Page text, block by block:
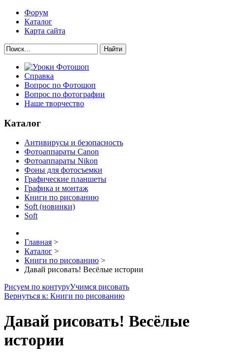
Форум
Каталог
Карта сайта
Найти
Справка
Вопрос по Фотошоп
Вопрос по фотографии
Наше творчество
Каталог
Антивирусы и безопасность
Фотоаппараты Canon
Фотоаппараты Nikon
Фоны для фотосъемки
Графические планшеты
Графика и монтаж
Книги по рисованию
Soft (новинки)
Soft
Главная >
Каталог >
Книги по рисованию >
Давай рисовать! Весёлые истории
Рисуем по контуруУчимся рисовать
Вернуться к: Книги по рисованию
Давай рисовать! Весёлые
истории